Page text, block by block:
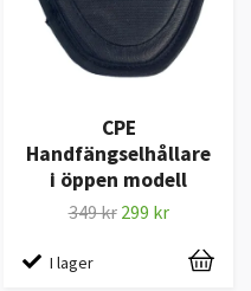
CPE
Handfängselhållare
i öppen modell
349 kr 299 kr
I lager